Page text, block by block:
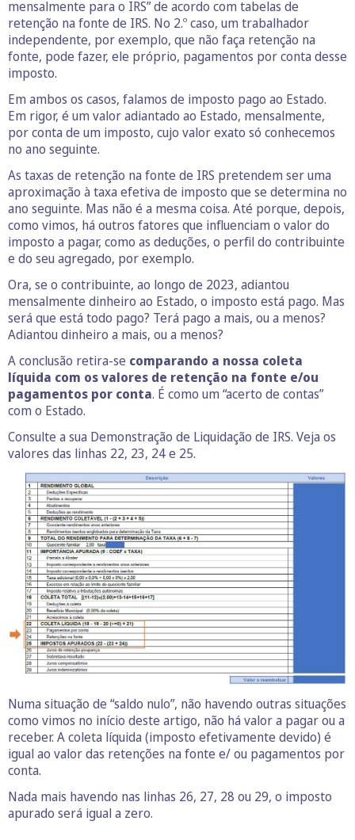
mensalmente para o IRS” de acordo com tabelas de
retenção na fonte de IRS. No 2.º caso, um trabalhador
independente, por exemplo, que não faça retenção na
fonte, pode fazer, ele próprio, pagamentos por conta desse
imposto.
Em ambos os casos, falamos de imposto pago ao Estado.
Em rigor, é um valor adiantado ao Estado, mensalmente,
por conta de um imposto, cujo valor exato só conhecemos
no ano seguinte.
As taxas de retenção na fonte de IRS pretendem ser uma
aproximação à taxa efetiva de imposto que se determina no
ano seguinte. Mas não é a mesma coisa. Até porque, depois,
como vimos, há outros fatores que influenciam o valor do
imposto a pagar, como as deduções, o perfil do contribuinte
e do seu agregado, por exemplo.
Ora, se o contribuinte, ao longo de 2023, adiantou
mensalmente dinheiro ao Estado, o imposto está pago. Mas
será que está todo pago? Terá pago a mais, ou a menos?
Adiantou dinheiro a mais, ou a menos?
A conclusão retira-se comparando a nossa coleta
líquida com os valores de retenção na fonte e/ou
pagamentos por conta. É como um “acerto de contas”
com o Estado.
Consulte a sua Demonstração de Liquidação de IRS. Veja os
valores das linhas 22, 23, 24 e 25.
Numa situação de “saldo nulo”, não havendo outras situações
como vimos no início deste artigo, não há valor a pagar ou a
receber. A coleta líquida (imposto efetivamente devido) é
igual ao valor das retenções na fonte e/ ou pagamentos por
conta.
Nada mais havendo nas linhas 26, 27, 28 ou 29, o imposto
apurado será igual a zero.